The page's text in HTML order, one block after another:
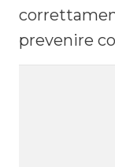
prevenire